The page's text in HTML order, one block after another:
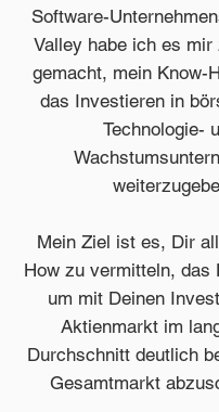
Software-
Valley habe ich es mir
gemacht, mein Know-
das Investieren in
Technologie-
Mein Ziel ist es, Dir
How zu vermitteln, das
um mit Deinen
Aktienmarkt im
Durchschnitt deutlich
Gesamtmarkt